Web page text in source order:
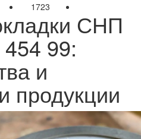
1723
СНП
99:
и
продукции